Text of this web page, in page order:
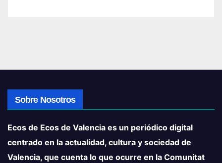
Sobre Nosotros
Ecos de Ecos de Valencia es un periódico digital
centrado en la actualidad, cultura y sociedad de
Valencia, que cuenta lo que ocurre en la Comunitat